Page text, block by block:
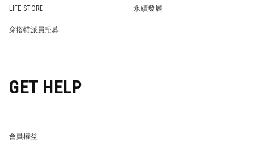
LIFE STORE
永續發展
穿搭特派員招募
GET HELP
會員權益